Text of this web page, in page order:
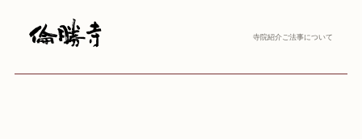
寺院紹介ご法事について